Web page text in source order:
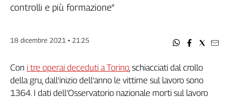
Fp
Slc
Spi
Inca
controlli e più formazione”
18 dicembre 2021 • 21:25
Con i tre operai deceduti a Torino, schiacciati dal crollo
della gru, dall’inizio dell’anno le vittime sul lavoro sono
1364. I dati dell’Osservatorio nazionale morti sul lavoro